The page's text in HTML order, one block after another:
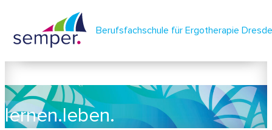
Berufsfachschule für Ergotherapie
lernen.leben. semper.